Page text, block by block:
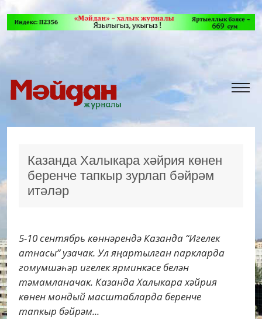
Казанда Халыкара хәйрия көнен
беренче тапкыр зурлап бәйрәм
итәләр
5-10 сентябрь көннәрендә Казанда “Игелек
атнасы” узачак. Ул яңартылган паркларда
гомумшәһәр игелек ярминкәсе белән
тәмамланачак. Казанда Халыкара хәйрия
көнен мондый масштабларда беренче
тапкыр бәйрәм...